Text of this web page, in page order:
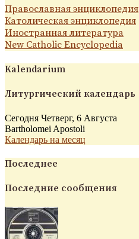
Православная энциклопедия
Католическая энциклопедия
Иностранная литература
New Catholic Encyclopedia
Kalendarium
Литургический календарь
Сегодня Четверг, 6 Августа
Bartholomei Apostoli
Календарь на месяц
Последнее
Последние сообщения